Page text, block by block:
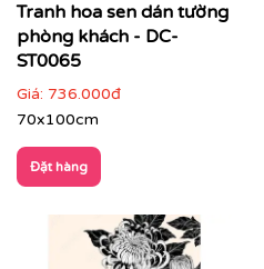
Tranh hoa sen dán tường
phòng khách - DC-
ST0065
Giá: 736.000đ
70x100cm
Đặt hàng